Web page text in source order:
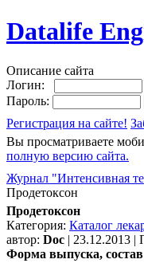
Datalife
Описание сайта
Логин:
Пароль:
Регистрация на сайте!
Вы просматриваете
полную версию сайта.
Журнал "Интенсивная
Продетоксон
Продетоксон
Категория: Каталог
автор: Doc | 23.12.2013 |
Форма выпуска,